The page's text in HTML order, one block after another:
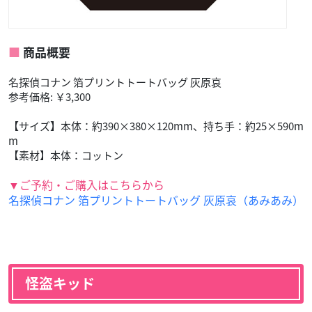
商品概要
名探偵コナン 箔プリントトートバッグ 灰原哀
参考価格: ￥3,300
【サイズ】本体：約390×380×120mm、持ち手：約25×590m
m
【素材】本体：コットン
▼ご予約・ご購入はこちらから
名探偵コナン 箔プリントトートバッグ 灰原哀（あみあみ）
怪盗キッド